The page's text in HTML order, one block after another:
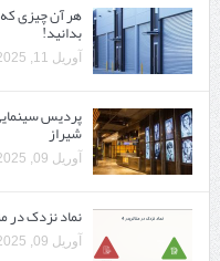
هر آن چیزی
بدانید!
آوریل 11, 2025
پردیس
شیراز
آوریل 09, 2025
نماد نزدک در
آوریل 09, 2025